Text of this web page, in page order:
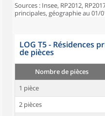
Sources : Insee, RP2012,
principales, géographie au 01/
LOG T5 - Résidences
de pièces
Nombre de pièces
1 pièce
2 pièces